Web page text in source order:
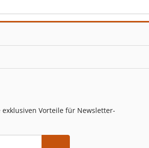
exklusiven Vorteile für Newsletter-